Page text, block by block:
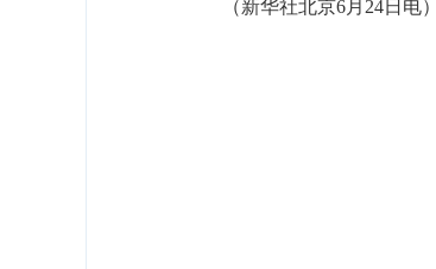
（新华社北京6月24日电）